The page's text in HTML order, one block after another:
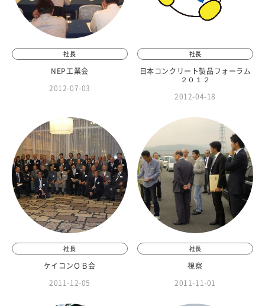
社長
NEP工業会
2012-07-03
社長
日本コンクリート製品フォーラム
２０１２
2012-04-18
社長
ケイコンＯＢ会
2011-12-05
社長
視察
2011-11-01